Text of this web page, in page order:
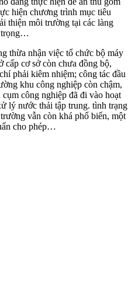
hiện chương trình mục tiêu
thiện môi trường tại các làng
trọng…
thừa nhận việc tổ chức bộ máy
cơ sở còn chưa đồng bộ,
phải kiêm nhiệm; công tác đầu
khu công nghiệp còn chậm,
công nghiệp đã đi vào hoạt
lý nước thải tập trung. tình trạng
vẫn còn khá phổ biến, một
cho phép…